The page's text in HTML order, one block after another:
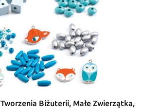
Biżuterii, Małe Zwierzątka,